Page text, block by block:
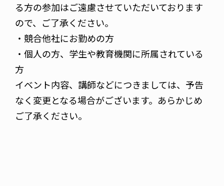
る方の参加はご遠慮させていただいております
ので、ご了承ください。
・競合他社にお勤めの方
・個人の方、学生や教育機関に所属されている
方
イベント内容、講師などにつきましては、予告
なく変更となる場合がございます。あらかじめ
ご了承ください。